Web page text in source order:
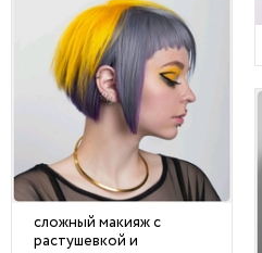
сложный макияж с
растушевкой и